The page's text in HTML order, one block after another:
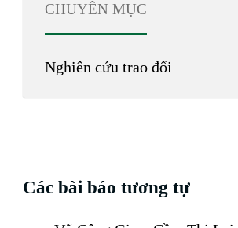
CHUYÊN MỤC
Nghiên cứu trao đổi
Các bài báo tương tự